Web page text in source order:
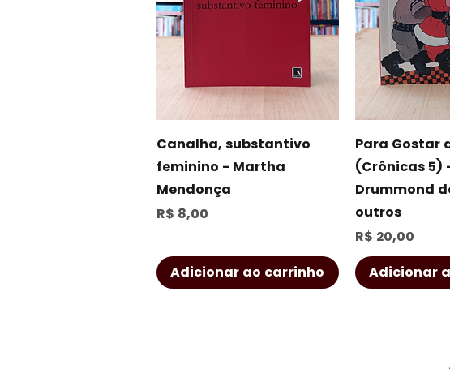
Visualização rápida
Canalha, substantivo
feminino - Martha
Mendonça
Preço
R$ 8,00
Adicionar ao carrinho
Para Gostar
(Crônicas 5)
Drummond
outros
Preço
R$ 20,00
Adicionar